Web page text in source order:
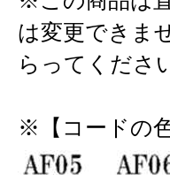
は変更できま
らってくださ
※【コードの